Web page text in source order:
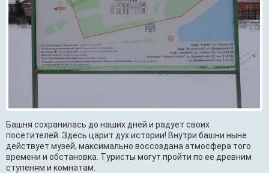
Башня сохранилась до наших дней и радует своих
посетителей. Здесь царит дух истории! Внутри башни ныне
действует музей, максимально воссоздана атмосфера того
времени и обстановка. Туристы могут пройти по ее древним
ступеням и комнатам.